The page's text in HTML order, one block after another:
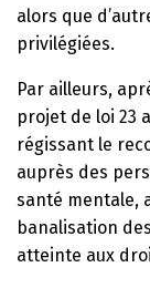
alors que
privilégiées.
Par ailleurs,
projet de loi 23
régissant le
auprès des
santé mentale,
banalisation
atteinte aux